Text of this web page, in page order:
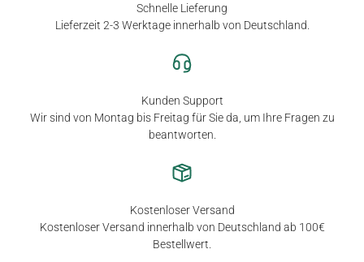
Schnelle Lieferung
Lieferzeit 2-3 Werktage innerhalb von Deutschland.
Kunden Support
Wir sind von Montag bis Freitag für Sie da, um Ihre Fragen zu
beantworten.
Kostenloser Versand
Kostenloser Versand innerhalb von Deutschland ab 100€
Bestellwert.